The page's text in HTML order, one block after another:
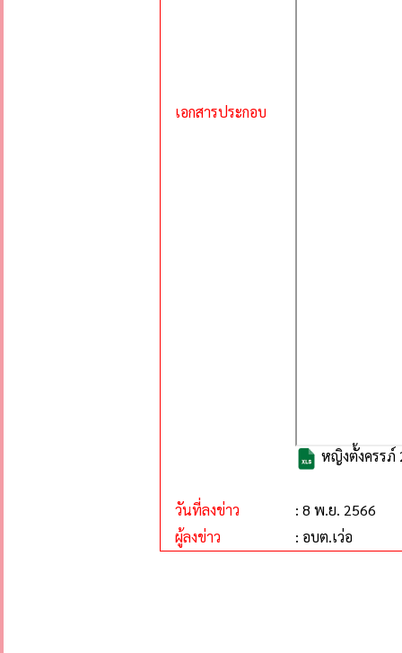
เอกสารประกอบ
หญิงตั้งครรภ์
วันที่ลงข่าว
: 8 พ.ย. 2566
ผู้ลงข่าว
: อบต.เว่อ